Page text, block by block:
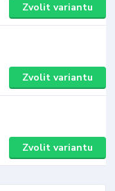
Zvolit variantu
Zvolit variantu
Zvolit variantu